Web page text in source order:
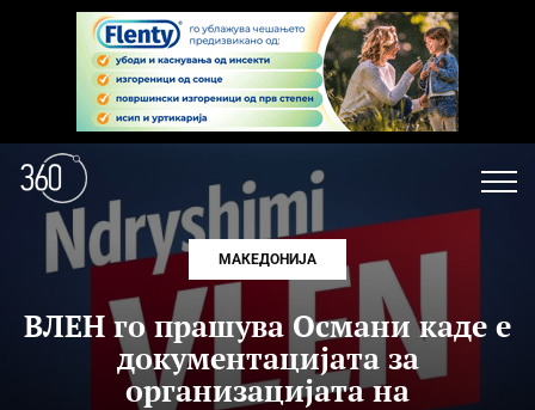
МАКЕДОНИЈА
ВЛЕН го прашува Османи каде е
документацијата за
организацијата на